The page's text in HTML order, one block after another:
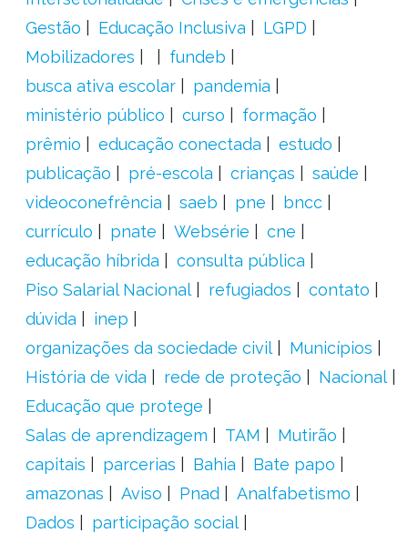
Gestão
Educação Inclusiva
LGPD
Mobilizadores
fundeb
busca ativa escolar
pandemia
ministério público
curso
formação
prêmio
educação conectada
estudo
publicação
pré-escola crianças
saúde
videoconefrência
saeb pne
bncc
currículo
pnate Websérie
cne
educação híbrida
consulta pública
Piso Salarial Nacional
refugiados
contato
dúvida
inep
organizações da sociedade civil
Municípios
História de vida
rede de proteção
Nacional
Educação que protege
Salas de aprendizagem
TAM
Mutirão
capitais
parcerias Bahia
Bate papo
amazonas
Aviso Pnad
Analfabetismo
Dados
participação social